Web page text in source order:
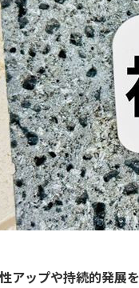
アップや持続的発展